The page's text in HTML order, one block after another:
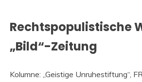
Rechtspopulistische
„Bild“-Zeitung
Kolumne: „Geistige Unruhestiftung“,